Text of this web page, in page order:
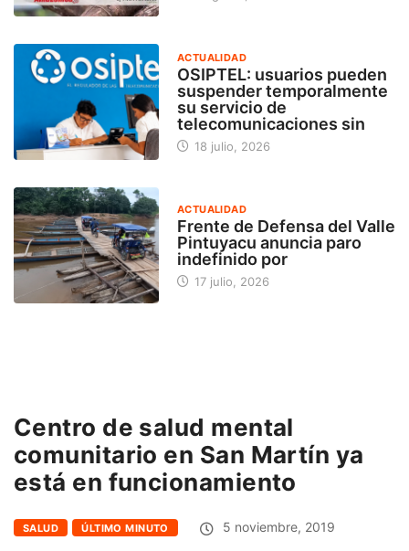
ACTUALIDAD
OSIPTEL: usuarios pueden
suspender temporalmente
su servicio de
telecomunicaciones sin
18 julio, 2026
ACTUALIDAD
Frente de Defensa del Valle
Pintuyacu anuncia paro
indefinido por
17 julio, 2026
Centro de salud mental
comunitario en San Martín ya
está en funcionamiento
SALUD ÚLTIMO MINUTO 5 noviembre, 2019